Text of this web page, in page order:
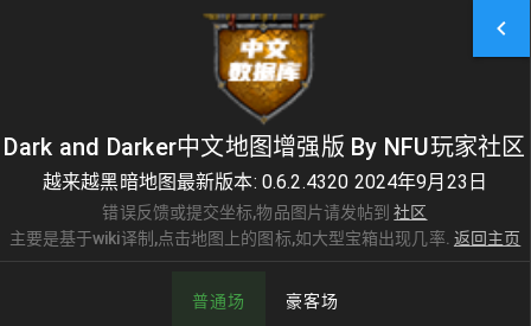
Dark and Darker中文地图增强版 By NFU玩家社区
越来越黑暗地图最新版本: 0.6.2.4320 2024年9月23日
错误反馈或提交坐标,物品图片请发帖到社区
主要是基于wiki译制,点击地图上的图标,如大型宝箱出现几率. 返回主页
普通场 豪客场